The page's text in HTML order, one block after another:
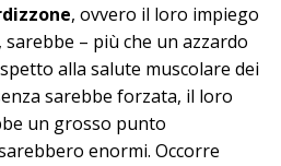
, ovvero il loro impiego
, sarebbe – più che un azzardo
alla salute muscolare dei
sarebbe forzata, il loro
un grosso punto
enormi. Occorre